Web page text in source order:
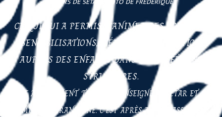
CE QUI LUI A PERMIS D’ANIMER DES COURS DE
SENSIBILISATIONS, D’ÉVEIL ET D’INITIATION
AUPRÈS DES ENFANTS DANS LES DIFFÉRANT
STRUCTURES.
ELLE A ÉGALEMENT TOUJOURS ENSEIGNÉ LE SETAR ET LA
MUSIQUE IRANIENNE. C’EST APRÈS AVOIR PASSÉ SES